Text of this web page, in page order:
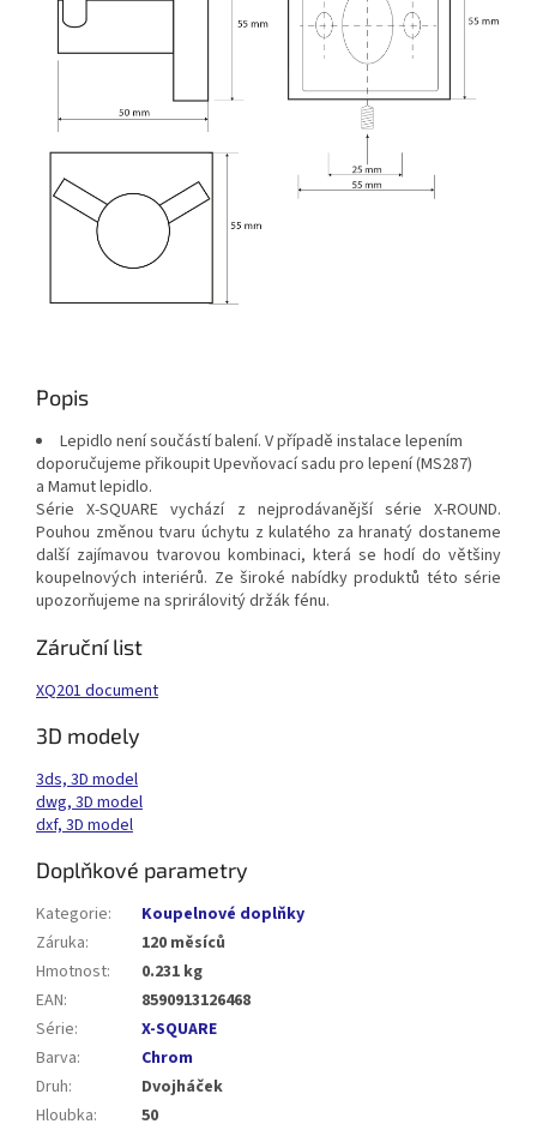
Popis
Lepidlo není součástí balení. V případě instalace lepením
doporučujeme přikoupit Upevňovací sadu pro lepení (MS287)
a Mamut lepidlo.
Série X-SQUARE vychází z nejprodávanější série X-ROUND.
Pouhou změnou tvaru úchytu z kulatého za hranatý dostaneme
další zajímavou tvarovou kombinaci, která se hodí do většiny
koupelnových interiérů. Ze široké nabídky produktů této série
upozorňujeme na sprirálovitý držák fénu.
Záruční list
XQ201 document
3D modely
3ds, 3D model
dwg, 3D model
dxf, 3D model
Doplňkové parametry
Kategorie:
Koupelnové doplňky
Záruka:
120 měsíců
Hmotnost:
0.231 kg
EAN:
8590913126468
Série:
X-SQUARE
Barva:
Chrom
Druh:
Dvojháček
Hloubka:
50